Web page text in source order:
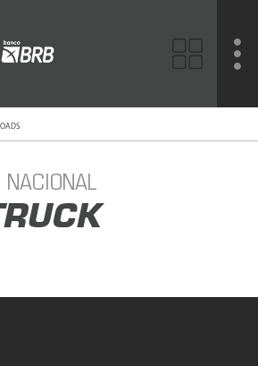
NACIONAL